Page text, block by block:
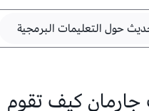
حول التعليمات البرمجية
جارمان كيف تقوم